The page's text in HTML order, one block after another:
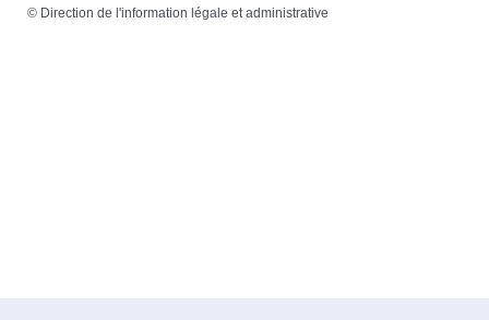
© Direction de l'information légale et administrative